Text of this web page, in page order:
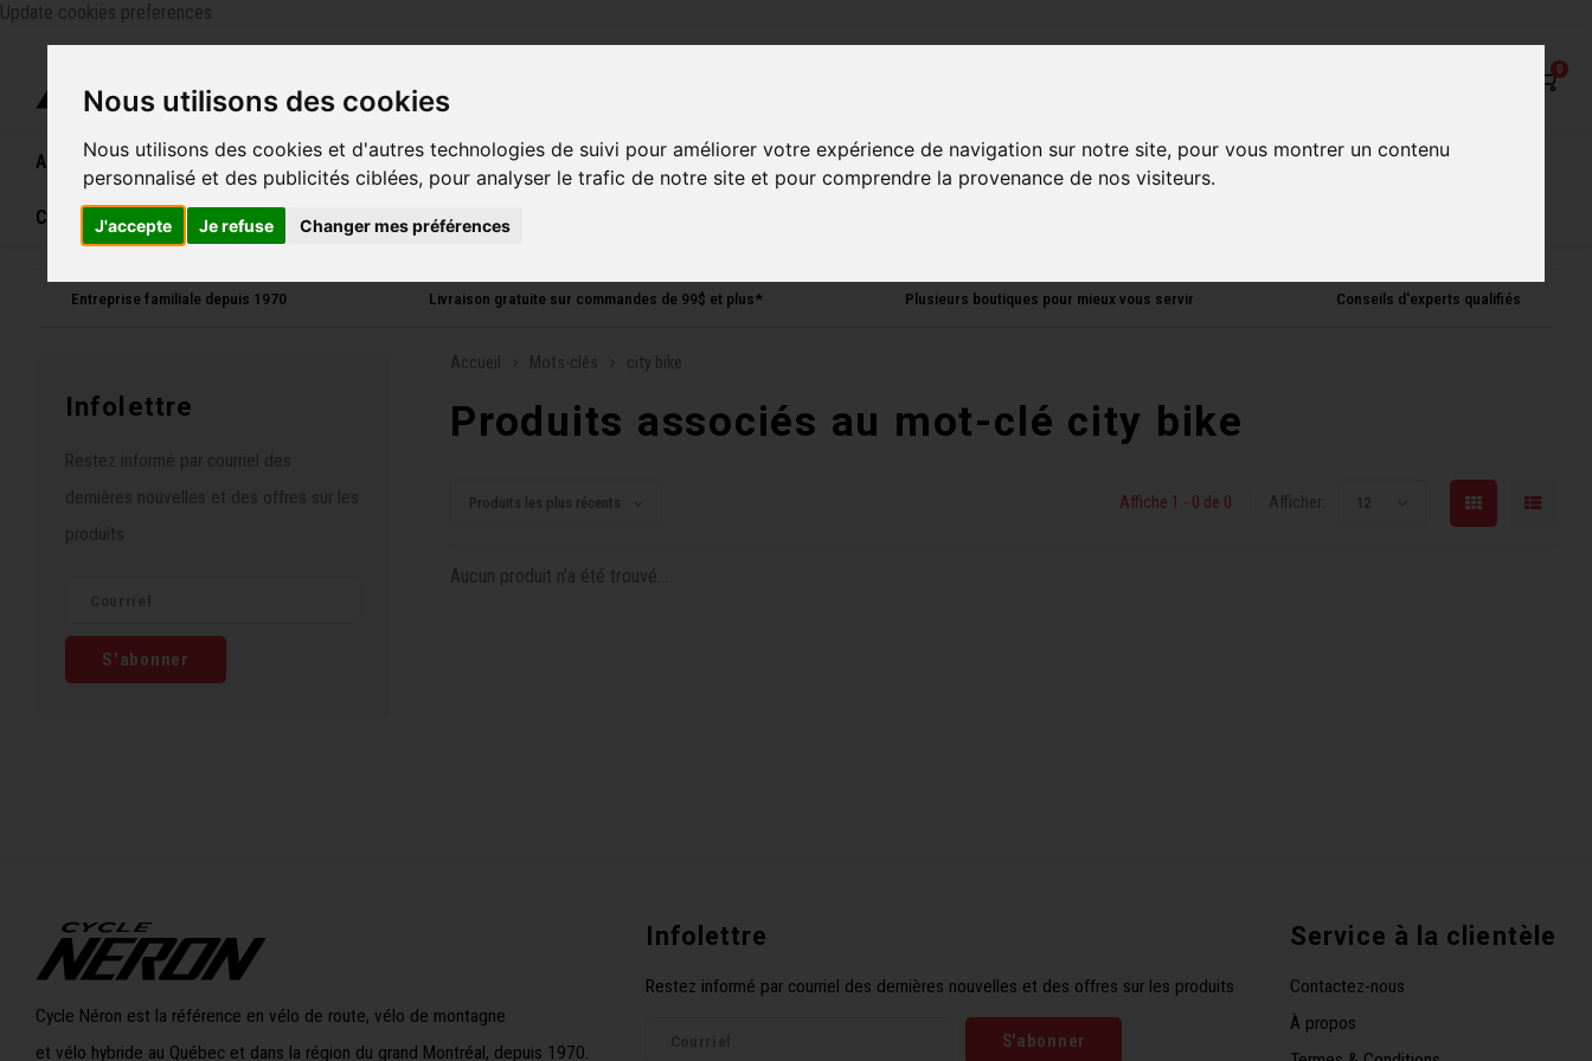
Nous utilisons des cookies
Nous utilisons des cookies et d'autres technologies de suivi pour améliorer votre expérience de navigation sur notre site, pour vous montrer un contenu
personnalisé et des publicités ciblées, pour analyser le trafic de notre site et pour comprendre la provenance de nos visiteurs.
J'accepte Je refuse Changer mes préférences
Update cookies preferences
0
Accueil Vélos Souliers Casques Femme Homme Accessoires Composantes Liquidation Nos Services Nos boutiques
Carte cadeau
Entreprise familiale depuis 1970 Livraison gratuite sur commandes de 99$ et plus* Plusieurs boutiques pour mieux vous servir Conseils d'experts qualifiés
Infolettre
Restez informé par courriel des
dernières nouvelles et des offres sur les
produits
S'abonner
Accueil Mots-clés city bike
Produits associés au mot-clé city bike
Produits les plus récents Affiche 1 - 0 de 0 Afficher: 12
Aucun produit n'a été trouvé...
Cycle Néron est la référence en vélo de route, vélo de montagne
et vélo hybride au Québec et dans la région du grand Montréal, depuis 1970.
Infolettre
Restez informé par courriel des dernières nouvelles et des offres sur les produits
S'abonner
Service à la clientèle
Contactez-nous
À propos